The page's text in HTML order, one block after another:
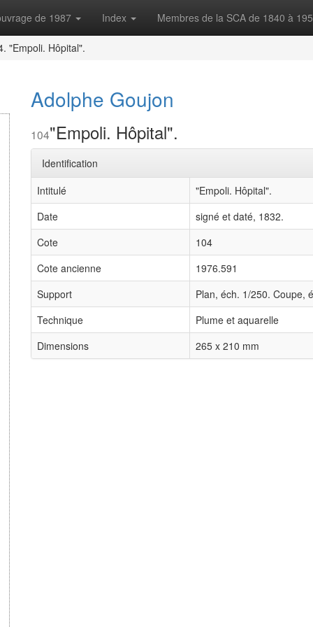
de 1987 Index Membres de la SCA de 1840 à
"Empoli. Hôpital".
Adolphe Goujon
104"Empoli. Hôpital".
Identification
Intitulé
"Empoli. Hôpital".
Date
signé et daté, 1832.
Cote
104
Cote ancienne
1976.591
Support
Plan, éch. 1/250. Coupe,
Technique
Plume et aquarelle
Dimensions
265 x 210 mm